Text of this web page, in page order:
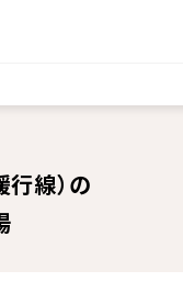
行線）の